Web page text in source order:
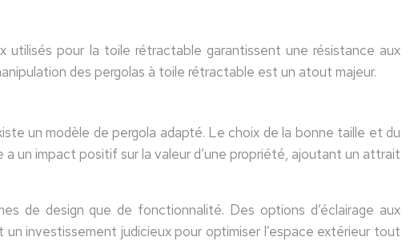
utilisés pour la toile rétractable garantissent une résistance aux
des pergolas à toile rétractable est un atout majeur.
un modèle de pergola adapté. Le choix de la bonne taille et du
un impact positif sur la valeur d’une propriété, ajoutant un attrait
de design que de fonctionnalité. Des options d’éclairage aux
investissement judicieux pour optimiser l’espace extérieur tout